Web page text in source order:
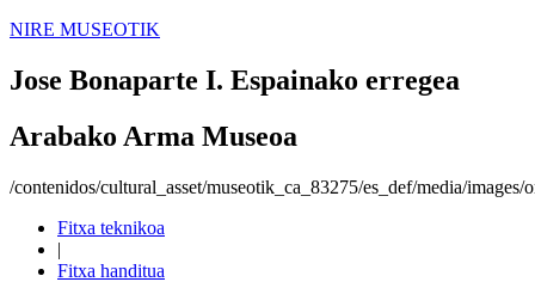
NIRE MUSEOTIK
Jose Bonaparte I. Espainako erregea
Arabako Arma Museoa
/contenidos/cultural_asset/museotik_ca_83275/es_def/media/images/
Fitxa teknikoa
|
Fitxa handitua